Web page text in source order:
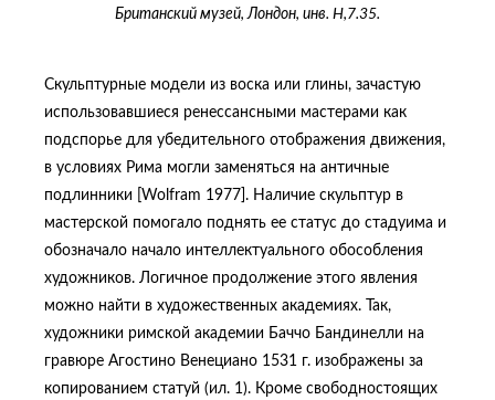
Британский музей, Лондон, инв. H,7.35.
Скульптурные модели из воска или глины, зачастую
использовавшиеся ренессансными мастерами как
подспорье для убедительного отображения движения,
в условиях Рима могли заменяться на античные
подлинники [Wolfram 1977]. Наличие скульптур в
мастерской помогало поднять ее статус до стадуима и
обозначало начало интеллектуального обособления
художников. Логичное продолжение этого явления
можно найти в художественных академиях. Так,
художники римской академии Баччо Бандинелли на
гравюре Агостино Венециано 1531 г. изображены за
копированием статуй (ил. 1). Кроме свободностоящих